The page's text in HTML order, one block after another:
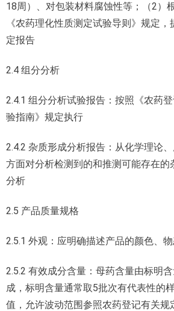
18周）、对包装材料腐蚀性等；（2）
《农药理化性质测定试验导则》规定
定报告
2.4 组分分析
2.4.1 组分分析试验报告：按照《农药
验指南》规定执行
2.4.2 杂质形成分析报告：从化学理论
方面对分析检测到的和推测可能存在的
分析
2.5 产品质量规格
2.5.1 外观：应明确描述产品的颜色、
2.5.2 有效成分含量：母药含量由标明
成，标明含量通常取5批次有代表性的
值，允许波动范围参照农药登记有关规